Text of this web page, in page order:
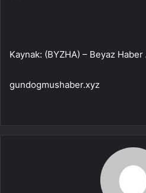
Kaynak: (BYZHA) – Beyaz Haber
gundogmushaber.xyz